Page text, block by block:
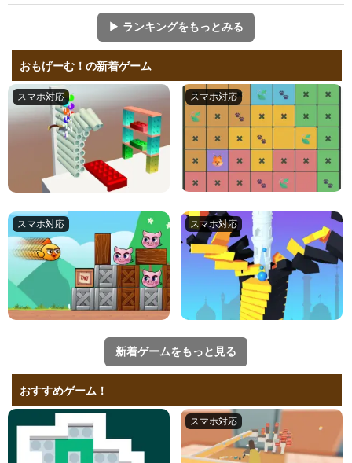
▶ ランキングをもっとみる
おもげーむ！の新着ゲーム
新着ゲームをもっと見る
おすすめゲーム！